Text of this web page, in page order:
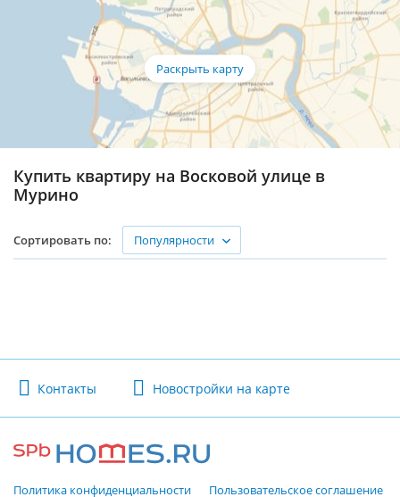
Купить квартиру на Восковой улице в
Мурино
Сортировать по: Популярности
Контакты Новостройки на карте
Политика конфиденциальности Пользовательское соглашение